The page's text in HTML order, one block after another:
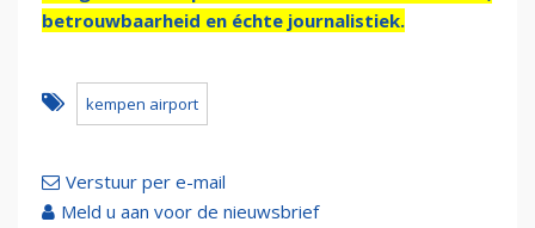
betrouwbaarheid en échte journalistiek.
kempen airport
Verstuur per e-mail
Meld u aan voor de nieuwsbrief